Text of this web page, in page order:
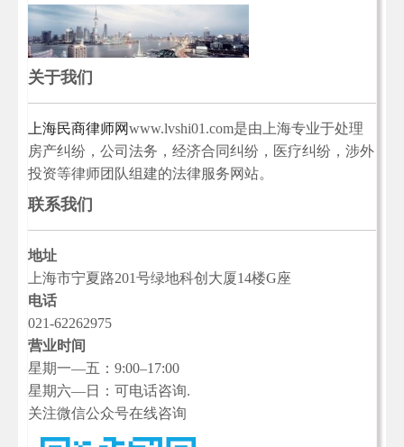
关于我们
上海民商律师网www.lvshi01.com是由上海专业于处理
房产纠纷，公司法务，经济合同纠纷，医疗纠纷，涉外
投资等律师团队组建的法律服务网站。
联系我们
地址
上海市宁夏路201号绿地科创大厦14楼G座
电话
021-62262975
营业时间
星期一—五：9:00–17:00
星期六—日：可电话咨询.
关注微信公众号在线咨询